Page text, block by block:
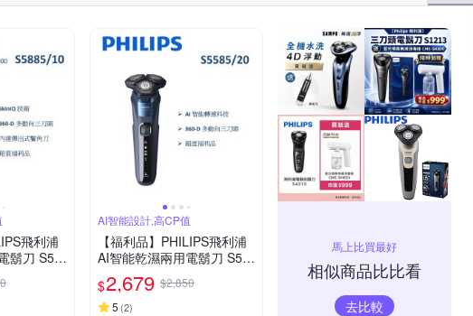
飛利浦
鬍刀 S58
AI智能設計,高CP值
【福利品】PHILIPS飛利浦
AI智能乾濕兩用電鬍刀 S55
85/20 (一年保固)
$2,679 $2,850
5 (2)
馬上比買最好
相似商品比比看
去比較